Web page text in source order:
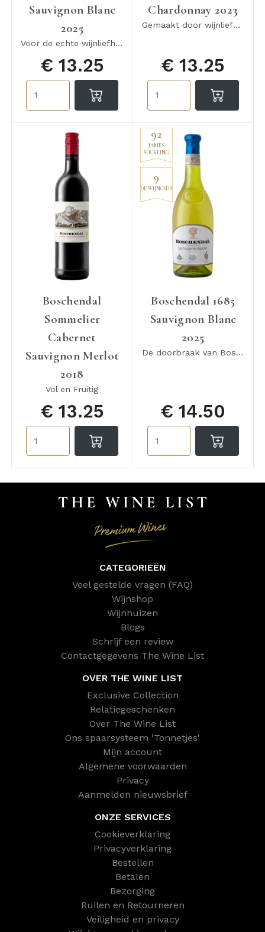
Sauvignon Blanc
2025
Voor de echte wijnliefhebber
€ 13.25
Chardonnay 2023
Gemaakt door wijnliefhebbers, voor wijnliefhebbers
€ 13.25
Boschendal
Sommelier
Cabernet
Sauvignon Merlot
2018
Vol en Fruitig
€ 13.25
92
JAMES
SUCKLING
9
DE WIJNGIDS
Boschendal 1685
Sauvignon Blanc
2025
De doorbraak van Boschendal
€ 14.50
CATEGORIEËN
Veel gestelde vragen (FAQ)
Wijnshop
Wijnhuizen
Blogs
Schrijf een review
Contactgegevens The Wine List
OVER THE WINE LIST
Exclusive Collection
Relatiegeschenken
Over The Wine List
Ons spaarsysteem 'Tonnetjes'
Mijn account
Algemene voorwaarden
Privacy
Aanmelden nieuwsbrief
ONZE SERVICES
Cookieverklaring
Privacyverklaring
Bestellen
Betalen
Bezorging
Ruilen en Retourneren
Veiligheid en privacy